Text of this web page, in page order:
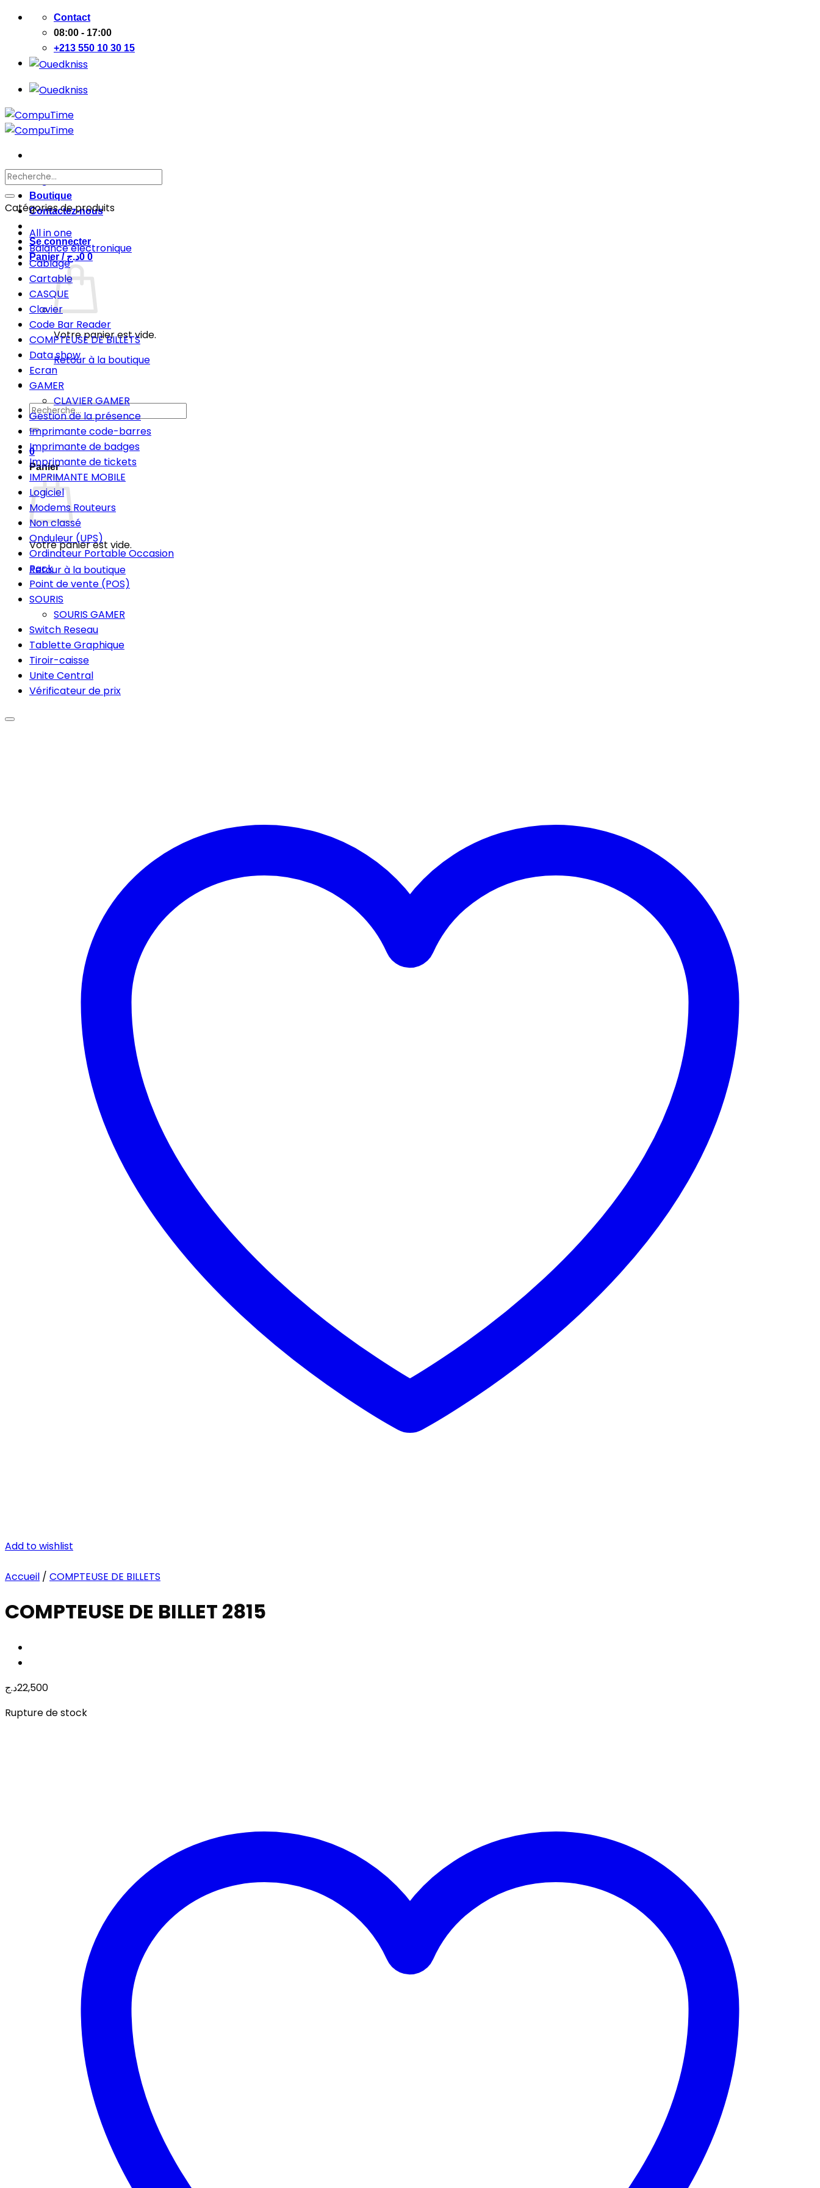
Passer
contenu
Contact
08:00 - 17:00
+213 550 10 30 15
Page d’accueil
Boutique
Contactez-nous
Se connecter
Panier /
0د.ج 0
Votre panier est vide.
Retour à la boutique
Recherche
pour :
0
Panier
Votre panier est vide.
Retour à la boutique
Recherche
pour :
Catégories de produits
All in one
Balance électronique
Cablage
Cartable
CASQUE
Clavier
Code Bar Reader
COMPTEUSE DE BILLETS
Data show
Ecran
GAMER
CLAVIER GAMER
Gestion de la présence
Imprimante code-barres
Imprimante de badges
Imprimante de tickets
IMPRIMANTE MOBILE
Logiciel
Modems Routeurs
Non classé
Onduleur (UPS)
Ordinateur Portable Occasion
Pack
Point de vente (POS)
SOURIS
SOURIS GAMER
Switch Reseau
Tablette Graphique
Tiroir-caisse
Unite Central
Vérificateur de prix
Add to wishlist
Accueil / COMPTEUSE DE BILLETS
COMPTEUSE DE BILLET 2815
22,500د.ج
Rupture de stock